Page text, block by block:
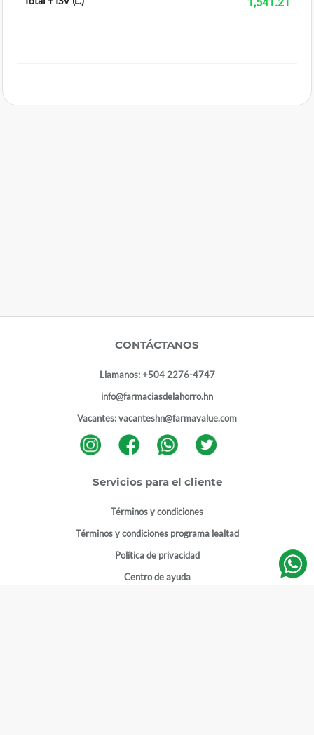
CONTÁCTANOS
Llamanos:+504 2276-4747
info@farmaciasdelahorro.hn
Vacantes:vacanteshn@farmavalue.com
Servicios para el cliente
Términos y condiciones
Términos y condiciones programa lealtad
Política de privacidad
Centro de ayuda